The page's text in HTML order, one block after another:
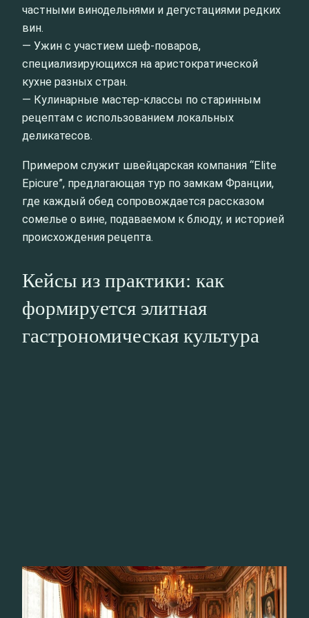
частными винодельнями и дегустациями редких
вин.
— Ужин с участием шеф-поваров,
специализирующихся на аристократической
кухне разных стран.
— Кулинарные мастер-классы по старинным
рецептам с использованием локальных
деликатесов.
Примером служит швейцарская компания “Elite
Epicure”, предлагающая тур по замкам Франции,
где каждый обед сопровождается рассказом
сомелье о вине, подаваемом к блюду, и историей
происхождения рецепта.
Кейсы из практики: как
формируется элитная
гастрономическая культура